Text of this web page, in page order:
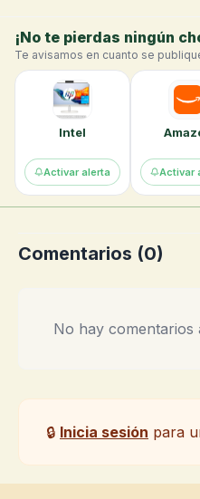
¡No te pierdas ningún
Te avisamos en cuanto se
Intel
Activar alerta Activar
Comentarios (0)
No hay comentarios
🔒 Inicia sesión para